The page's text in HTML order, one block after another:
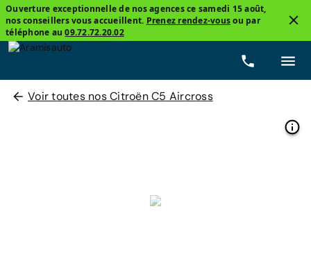
Ouverture exceptionnelle de nos agences ce samedi 15 août,
nos conseillers vous accueillent. Prenez rendez-vousou par
téléphone au09.72.72.20.02
Voir toutes nos Citroën C5 Aircross